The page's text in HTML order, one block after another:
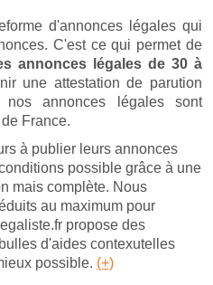
d'annonces légales qui
C'est ce qui permet de
annonces légales de 30 à
une attestation de parution
nos annonces légales sont
France.
à publier leurs annonces
possible grâce à une
mais complète. Nous
au maximum pour
propose des
d'aides contexutelles
possible. (+)